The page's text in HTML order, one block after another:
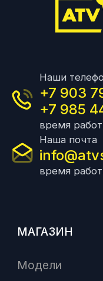
Наши
+7 903
+7 985
время
Наша почта
время
МАГАЗИН
Модели